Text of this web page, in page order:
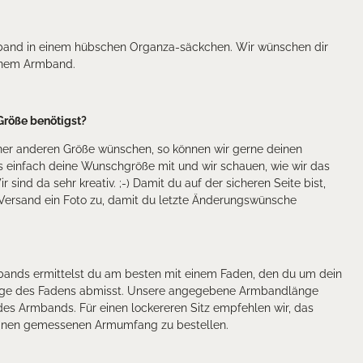
in einem hübschen Organza-säckchen. Wir wünschen dir
Armband.
benötigst?
anderen Größe wünschen, so können wir gerne deinen
einfach deine Wunschgröße mit und wir schauen, wie wir das
sind da sehr kreativ. ;-) Damit du auf der sicheren Seite bist,
ein Foto zu, damit du letzte Änderungswünsche
ermittelst du am besten mit einem Faden, den du um dein
des Fadens abmisst. Unsere angegebene Armbandlänge
Armbands. Für einen lockereren Sitz empfehlen wir, das
gemessenen Armumfang zu bestellen.